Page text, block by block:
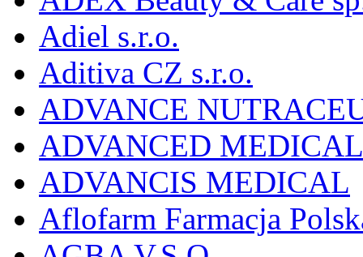
Adiel s.r.o.
Aditiva CZ s.r.o.
ADVANCE
ADVANCED
ADVANCIS MEDICAL
Aflofarm Farmacja